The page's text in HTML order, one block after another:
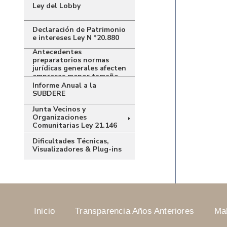
Ley del Lobby
Declaración de Patrimonio
e intereses Ley N °20.880
Antecedentes
preparatorios normas
jurídicas generales afecten
empresas menor tamaño
Informe Anual a la
SUBDERE
Junta Vecinos y
Organizaciones
Comunitarias Ley 21.146
Dificultades Técnicas,
Visualizadores & Plug-ins
Inicio Transparencia Años Anteriores